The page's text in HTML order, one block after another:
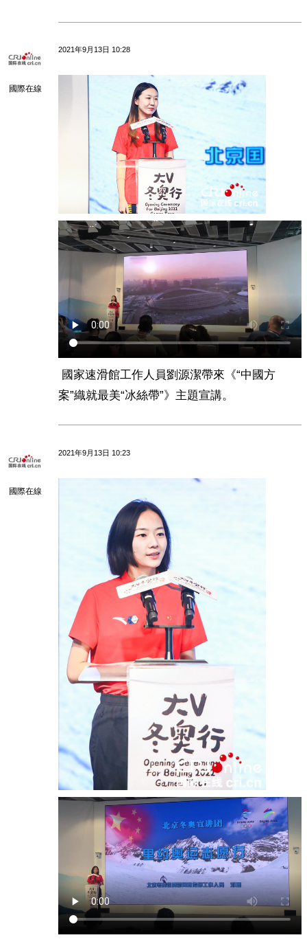
國際在線
2021年9月13日 10:28
國家速滑館工作人員劉源潔帶來《“中國方
案”織就最美“冰絲帶”》主題宣講。
國際在線
2021年9月13日 10:23